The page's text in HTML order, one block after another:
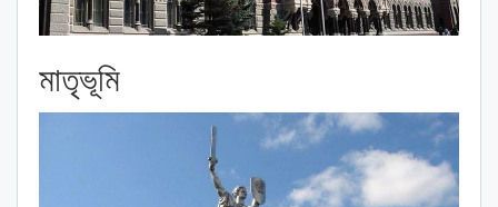
মাতৃভূমি